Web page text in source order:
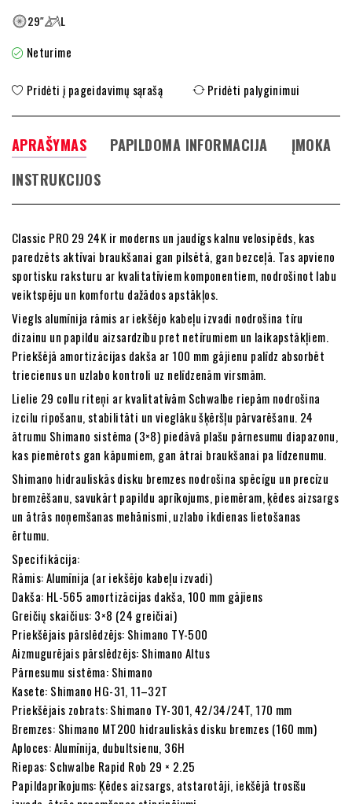
29″ L
Neturime
Pridėti į pageidavimų sąrašą Pridėti palyginimui
APRAŠYMAS PAPILDOMA INFORMACIJA
ĮMOKA
INSTRUKCIJOS
Classic PRO 29 24K ir moderns un jaudīgs kalnu velosipēds, kas
paredzēts aktīvai braukšanai gan pilsētā, gan bezceļā. Tas apvieno
sportisku raksturu ar kvalitatīviem komponentiem, nodrošinot labu
veiktspēju un komfortu dažādos apstākļos.
Viegls alumīnija rāmis ar iekšējo kabeļu izvadi nodrošina tīru
dizainu un papildu aizsardzību pret netīrumiem un laikapstākļiem.
Priekšējā amortizācijas dakša ar 100 mm gājienu palīdz absorbēt
triecienus un uzlabo kontroli uz nelīdzenām virsmām.
Lielie 29 collu riteņi ar kvalitatīvām Schwalbe riepām nodrošina
izcilu ripošanu, stabilitāti un vieglāku šķēršļu pārvarēšanu. 24
ātrumu Shimano sistēma (3×8) piedāvā plašu pārnesumu diapazonu,
kas piemērots gan kāpumiem, gan ātrai braukšanai pa līdzenumu.
Shimano hidrauliskās disku bremzes nodrošina spēcīgu un precīzu
bremzēšanu, savukārt papildu aprīkojums, piemēram, ķēdes aizsargs
un ātrās noņemšanas mehānismi, uzlabo ikdienas lietošanas
ērtumu.
Specifikācija:
Rāmis: Alumīnija (ar iekšējo kabeļu izvadi)
Dakša: HL-565 amortizācijas dakša, 100 mm gājiens
Greičių skaičius: 3×8 (24 greičiai)
Priekšējais pārslēdzējs: Shimano TY-500
Aizmugurējais pārslēdzējs: Shimano Altus
Pārnesumu sistēma: Shimano
Kasete: Shimano HG-31, 11–32T
Priekšējais zobrats: Shimano TY-301, 42/34/24T, 170 mm
Bremzes: Shimano MT200 hidrauliskās disku bremzes (160 mm)
Aploces: Alumīnija, dubultsienu, 36H
Riepas: Schwalbe Rapid Rob 29 × 2.25
Papildaprīkojums: Ķēdes aizsargs, atstarotāji, iekšējā trosīšu